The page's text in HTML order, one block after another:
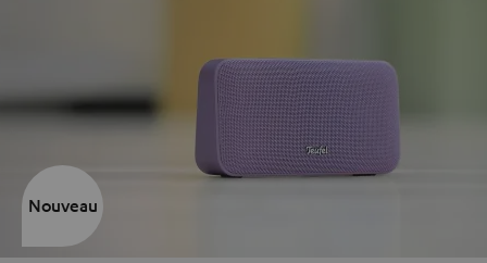
Nouveau